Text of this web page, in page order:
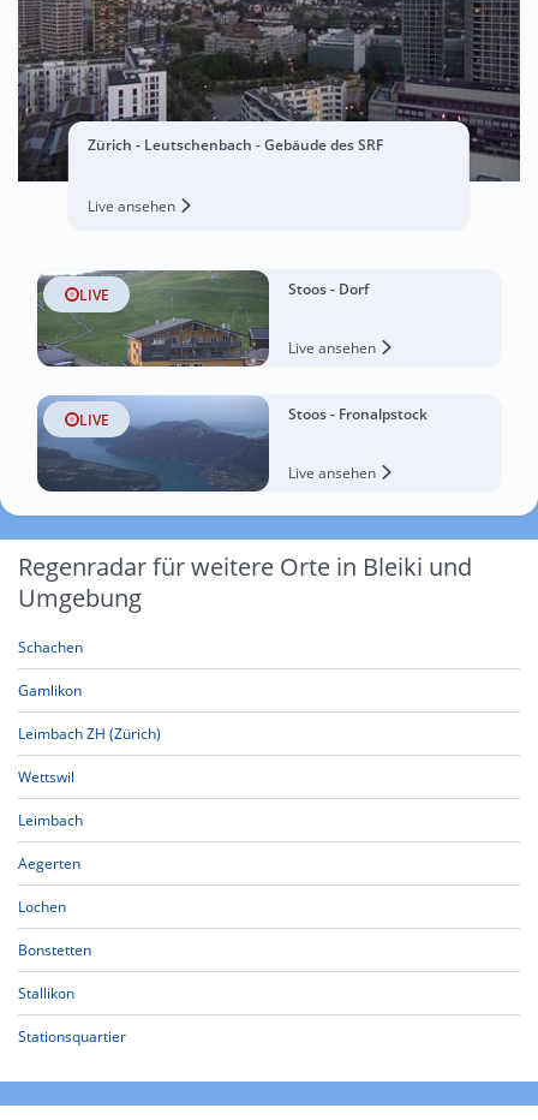
Zürich - Leutschenbach - Gebäude des SRF
Live ansehen
LIVE Stoos - Dorf
Live ansehen
LIVE Stoos - Fronalpstock
Live ansehen
Regenradar für weitere Orte in Bleiki und
Umgebung
Schachen
Gamlikon
Leimbach ZH (Zürich)
Wettswil
Leimbach
Aegerten
Lochen
Bonstetten
Stallikon
Stationsquartier